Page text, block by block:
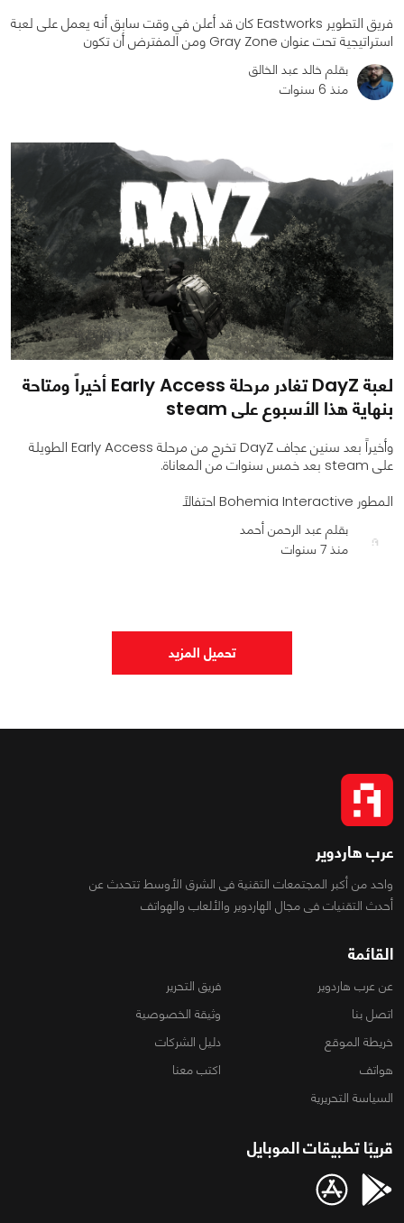
فريق التطوير Eastworks كان قد أعلن في وقت سابق أنه يعمل على لعبة
استراتيجية تحت عنوان Gray Zone ومن المفترض أن تكون
بقلم خالد عبد الخالق
منذ 6 سنوات
1941
لعبة DayZ تغادر مرحلة Early Access أخيراً ومتاحة
بنهاية هذا الأسبوع على steam
وأخيراً بعد سنين عجاف DayZ تخرج من مرحلة Early Access الطويلة
على steam بعد خمس سنوات من المعاناة.
المطور Bohemia Interactive احتفالاً
بقلم عبد الرحمن أحمد
منذ 7 سنوات
تحميل المزيد
عرب هاردوير
واحد من أكبر المجتمعات التقنية فى الشرق الأوسط تتحدث عن
أحدث التقنيات فى مجال الهاردوير والألعاب والهواتف
القائمة
عن عرب هاردوير
فريق التحرير
اتصل بنا
وثيقة الخصوصية
خريطة الموقع
دليل الشركات
هواتف
اكتب معنا
السياسة التحريرية
قريبًا تطبيقات الموبايل